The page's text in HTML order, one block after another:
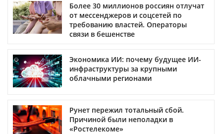
Более 30 миллионов россиян отлучат
от мессенджеров и соцсетей по
требованию властей. Операторы
связи в бешенстве
Экономика ИИ: почему будущее ИИ-
инфраструктуры за крупными
облачными регионами
Рунет пережил тотальный сбой.
Причиной были неполадки в
«Ростелекоме»